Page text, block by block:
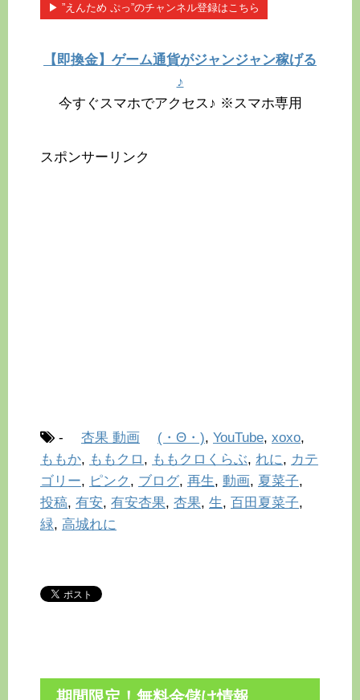
▶︎ ”えんため ぷっ”のチャンネル登録はこちら
【即換金】ゲーム通貨がジャンジャン稼げる
♪
今すぐスマホでアクセス♪ ※スマホ専用
スポンサーリンク
- 杏果 動画 (・Θ・), YouTube, xoxo,
ももか, ももクロ , ももクロくらぶ, れに, カテ
ゴリー, ピンク , ブログ, 再生, 動画, 夏菜子,
投稿, 有安, 有安杏果, 杏果, 生, 百田夏菜子,
緑, 高城れに